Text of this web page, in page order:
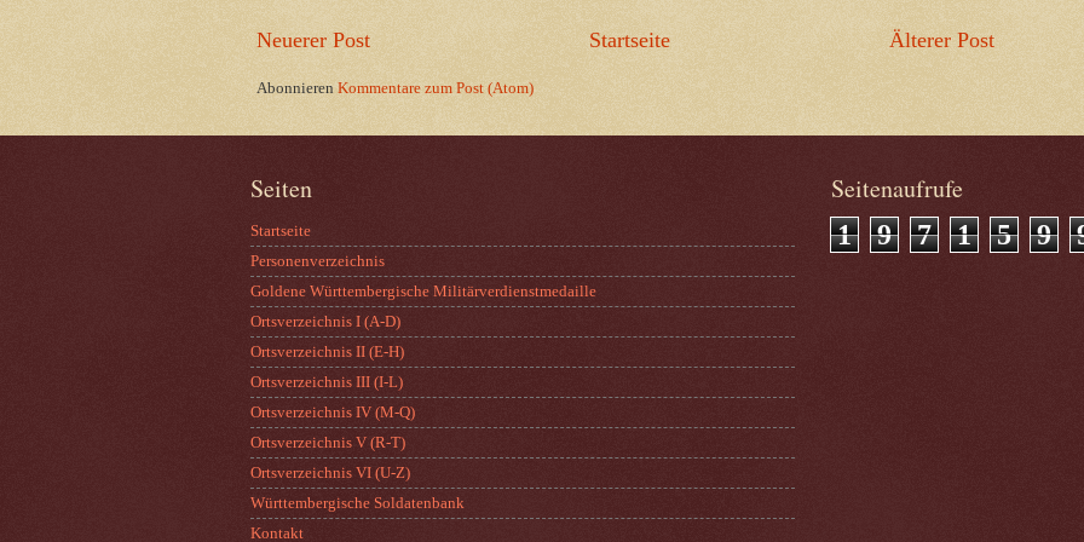
Neuerer Post Älterer Post
Startseite
Abonnieren Kommentare zum Post (Atom)
Seiten
Startseite
Personenverzeichnis
Goldene Württembergische Militärverdienstmedaille
Ortsverzeichnis I (A-D)
Ortsverzeichnis II (E-H)
Ortsverzeichnis III (I-L)
Ortsverzeichnis IV (M-Q)
Ortsverzeichnis V (R-T)
Ortsverzeichnis VI (U-Z)
Württembergische Soldatenbank
Kontakt
Seitenaufrufe
1 9 7 1 5 9